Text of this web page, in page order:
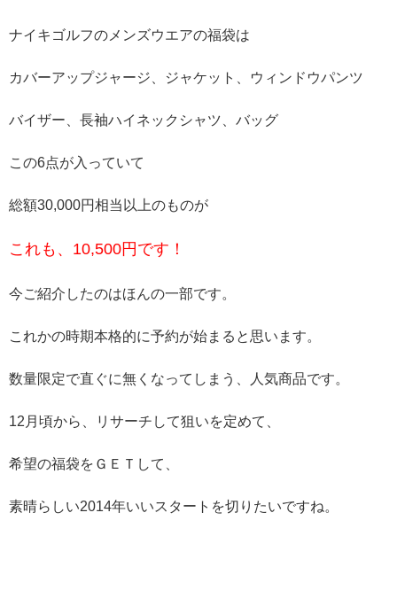
ナイキゴルフのメンズウエアの福袋は
カバーアップジャージ、ジャケット、ウィンドウパンツ
バイザー、長袖ハイネックシャツ、バッグ
この6点が入っていて
総額30,000円相当以上のものが
これも、10,500円です！
今ご紹介したのはほんの一部です。
これかの時期本格的に予約が始まると思います。
数量限定で直ぐに無くなってしまう、人気商品です。
12月頃から、リサーチして狙いを定めて、
希望の福袋をＧＥＴして、
素晴らしい2014年いいスタートを切りたいですね。